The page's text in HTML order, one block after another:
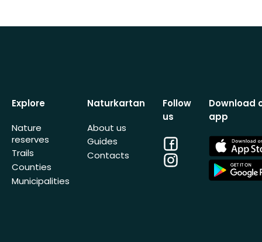
Explore
Nature
reserves
Trails
Counties
Municipalities
Naturkartan
About us
Guides
Contacts
Follow
us
Facebook
Instagram
Download
app
App
Store
App
Store